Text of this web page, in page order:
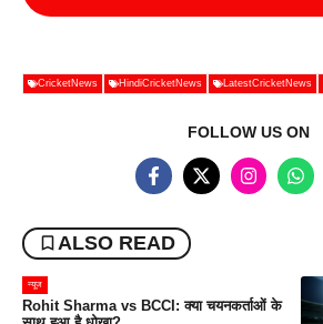
CricketNews HindiCricketNews LatestCricketNews
FOLLOW US ON
ALSO READ
न्यूज
Rohit Sharma vs BCCI: क्या चयनकर्ताओं के